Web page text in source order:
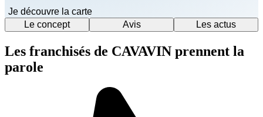
Je découvre la carte
Le concept
Avis Les actus
Les franchisés de CAVAVIN prennent la
parole